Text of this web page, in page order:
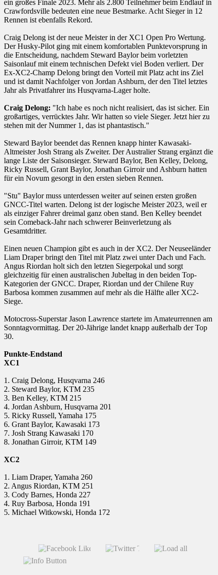
ein großes Finale 2023. Mehr als 2.800 Teilnehmer beim Endlauf in
Crawfordsville bedeuten eine neue Bestmarke. Acht Sieger in 12
Rennen ist ebenfalls Rekord.
Craig Delong ist der neue Meister in der XC1 Open Pro Wertung.
Der Husky-Pilot ging mit einem komfortablen Punktevorsprung in
die Entscheidung, nachdem Steward Baylor beim vorletzten
Saisonlauf mit einem technischen Defekt viel Boden verliert. Der
Ex-XC2-Champ Delong bringt den Vorteil mit Platz acht ins Ziel
und ist damit Nachfolger von Jordan Ashburn, der den Titel letztes
Jahr als Privatfahrer ins Husqvarna-Lager holte.
Craig Delong: "Ich habe es noch nicht realisiert, das ist sicher. Ein
großartiges, verrücktes Jahr. Wir hatten so viele Sieger. Jetzt hier zu
stehen mit der Nummer 1, das ist phantastisch."
Steward Baylor beendet das Rennen knapp hinter Kawasaki-
Altmeister Josh Strang als Zweiter. Der Australier Strang ergänzt die
lange Liste der Saisonsieger. Steward Baylor, Ben Kelley, Delong,
Ricky Russell, Grant Baylor, Jonathan Girroir und Ashburn hatten
für ein Novum gesorgt in den ersten sieben Rennen.
"Stu" Baylor muss unterdessen weiter auf seinen ersten großen
GNCC-Titel warten. Delong ist der logische Meister 2023, weil er
als einziger Fahrer dreimal ganz oben stand. Ben Kelley beendet
sein Comeback-Jahr nach schwerer Beinverletzung als
Gesamtdritter.
Einen neuen Champion gibt es auch in der XC2. Der Neuseeländer
Liam Draper bringt den Titel mit Platz zwei unter Dach und Fach.
Angus Riordan holt sich den letzten Siegerpokal und sorgt
gleichzeitig für einen australischen Jubeltag in den beiden Top-
Kategorien der GNCC. Draper, Riordan und der Chilene Ruy
Barbosa kommen zusammen auf mehr als die Hälfte aller XC2-
Siege.
Motocross-Superstar Jason Lawrence startete im Amateurrennen am
Sonntagvormittag. Der 20-Jährige landet knapp außerhalb der Top
30.
Punkte-Endstand
XC1
1. Craig Delong, Husqvarna 246
2. Steward Baylor, KTM 235
3. Ben Kelley, KTM 215
4. Jordan Ashburn, Husqvarna 201
5. Ricky Russell, Yamaha 175
6. Grant Baylor, Kawasaki 173
7. Josh Strang Kawasaki 170
8. Jonathan Girroir, KTM 149
XC2
1. Liam Draper, Yamaha 260
2. Angus Riordan, KTM 251
3. Cody Barnes, Honda 227
4. Ruy Barbosa, Honda 191
5. Michael Witkowski, Honda 172